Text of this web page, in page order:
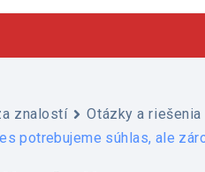
znalostí
Otázky a riešenia
potrebujeme súhlas, ale